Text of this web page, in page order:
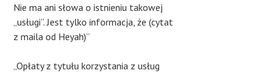
Nie ma ani słowa o istnieniu takowej
„usługi”. Jest tylko informacja, że (cytat
z maila od Heyah)”
„Opłaty z tytułu korzystania z usług